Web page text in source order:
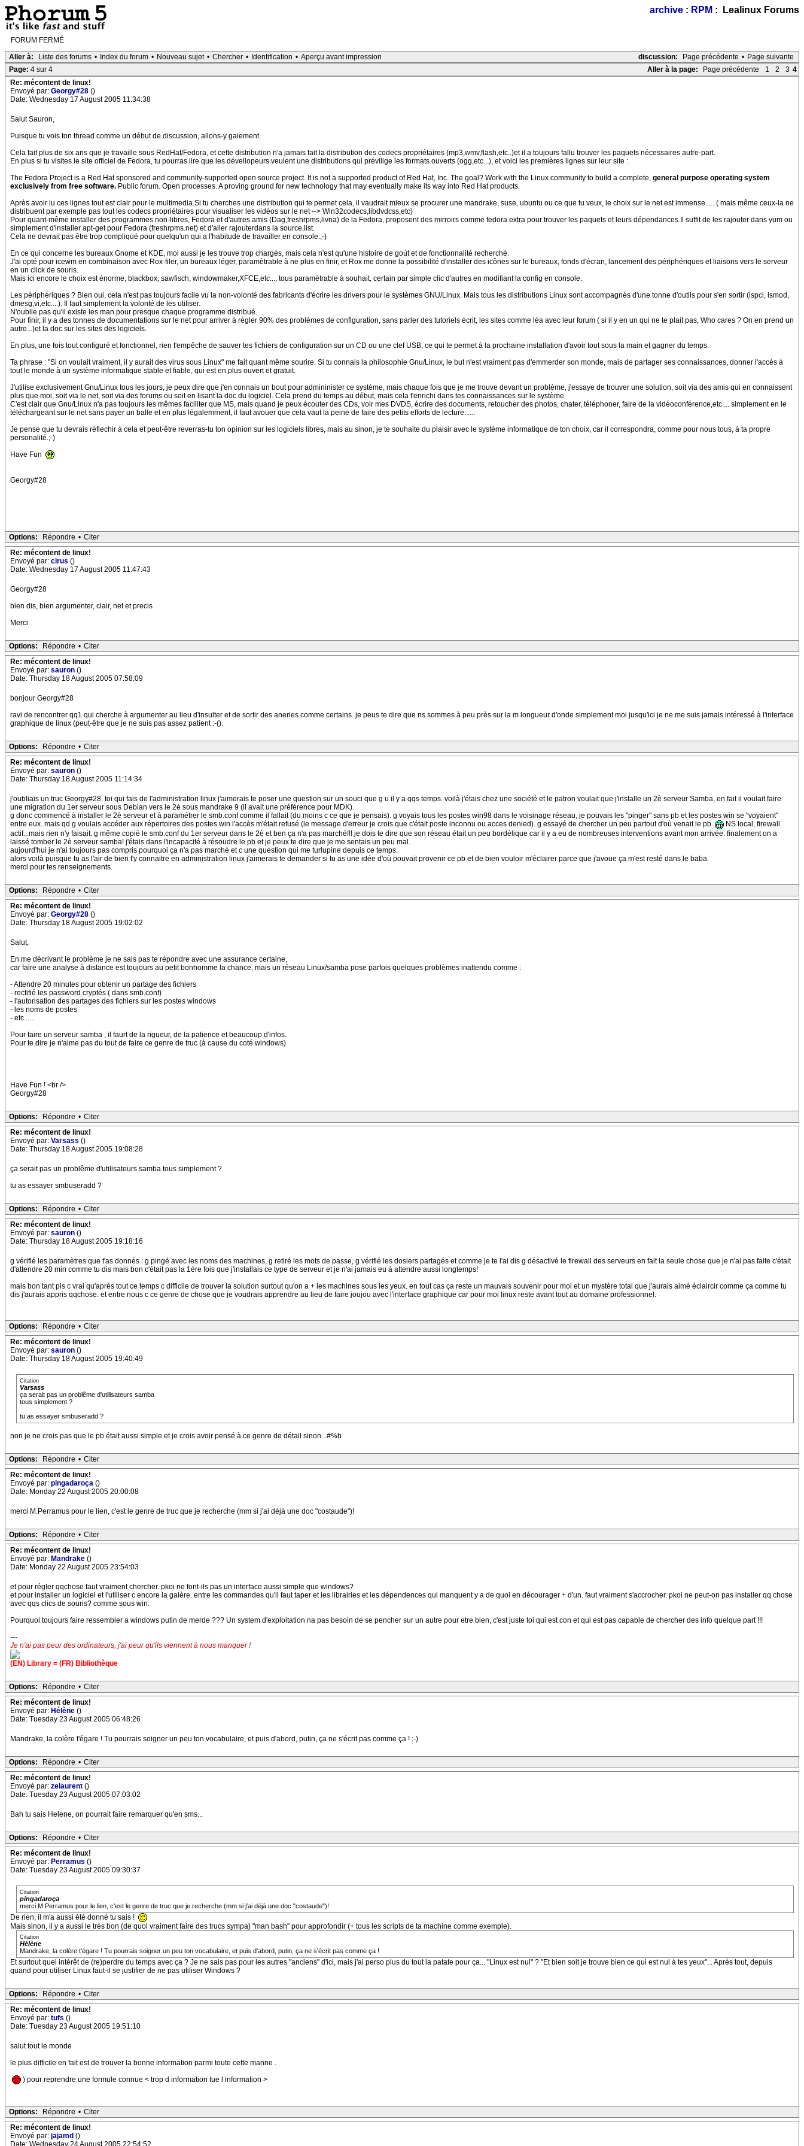
archive : RPM : Lealinux Forums
FORUM FERMÉ
discussion:
Page précédente • Page suivante
Aller à: Liste des forums • Index du forum • Nouveau sujet • Chercher • Identification • Aperçu avant impression
Aller à la page:
Page précédente 1 2 3 4
Page: 4 sur 4
Re: mécontent de linux!
Envoyé par: Georgy#28 ()
Date: Wednesday 17 August 2005 11:34:38
Salut Sauron,
Puisque tu vois ton thread comme un début de discussion, allons-y gaiement.
Cela fait plus de six ans que je travaille sous RedHat/Fedora, et cette distribution n'a jamais fait la distribution des codecs propriétaires (mp3,wmv,flash,etc..)et il a toujours fallu trouver les paquets nécessaires autre-part.
En plus si tu visites le site officiel de Fedora, tu pourras lire que les dévellopeurs veulent une distributions qui prévilige les formats ouverts (ogg,etc...), et voici les premières lignes sur leur site :
The Fedora Project is a Red Hat sponsored and community-supported open source project. It is not a supported product of Red Hat, Inc. The goal? Work with the Linux community to build a complete, general purpose operating system
exclusively from free software. Public forum. Open processes. A proving ground for new technology that may eventually make its way into Red Hat products.
Après avoir lu ces lignes tout est clair pour le multimedia.Si tu cherches une distribution qui te permet cela, il vaudrait mieux se procurer une mandrake, suse, ubuntu ou ce que tu veux, le choix sur le net est immense..... ( mais même ceux-la ne
distribuent par exemple pas tout les codecs propriétaires pour visualiser les vidéos sur le net --> Win32codecs,libdvdcss,etc)
Pour quant-même installer des programmes non-libres, Fedora et d'autres amis (Dag,freshrpms,livna) de la Fedora, proposent des mirroirs comme fedora extra pour trouver les paquets et leurs dépendances.Il suffit de les rajouter dans yum ou
simplement d'installer apt-get pour Fedora (freshrpms.net) et d'aller rajouterdans la source.list.
Cela ne devrait pas être trop compliqué pour quelqu'un qui a l'habitude de travailler en console.;-)
En ce qui concerne les bureaux Gnome et KDE, moi aussi je les trouve trop chargés, mais cela n'est qu'une histoire de goùt et de fonctionnalité recherché.
J'ai opté pour icewm en combinaison avec Rox-filer, un bureaux léger, paramètrable à ne plus en finir, et Rox me donne la possibilité d'installer des icônes sur le bureaux, fonds d'écran, lancement des périphériques et liaisons vers le serveur
en un click de souris.
Mais ici encore le choix est énorme, blackbox, sawfisch, windowmaker,XFCE,etc..., tous paramètrable à souhait, certain par simple clic d'autres en modifiant la config en console.
Les périphériques ? Bien oui, cela n'est pas toujours facile vu la non-volonté des fabricants d'écrire les drivers pour le systèmes GNU/Linux. Mais tous les distributions Linux sont accompagnés d'une tonne d'outils pour s'en sortir (lspci, lsmod,
dmesg,vi,etc....). Il faut simplement la volonté de les utiliser.
N'oublie pas qu'il existe les man pour presque chaque programme distribué.
Pour finir, il y a des tonnes de documentations sur le net pour arriver à régler 90% des problèmes de configuration, sans parler des tutoriels écrit, les sites comme léa avec leur forum ( si il y en un qui ne te plait pas, Who cares ? On en prend un
autre...)et la doc sur les sites des logiciels.
En plus, une fois tout configuré et fonctionnel, rien t'empêche de sauver tes fichiers de configuration sur un CD ou une clef USB, ce qui te permet à la prochaine installation d'avoir tout sous la main et gagner du temps.
Ta phrase : "Si on voulait vraiment, il y aurait des virus sous Linux" me fait quant même sourire. Si tu connais la philosophie Gnu/Linux, le but n'est vraiment pas d'emmerder son monde, mais de partager ses connaissances, donner l'accès à
tout le monde à un système informatique stable et fiable, qui est en plus ouvert et gratuit.
J'utilise exclusivement Gnu/Linux tous les jours, je peux dire que j'en connais un bout pour admininister ce système, mais chaque fois que je me trouve devant un problème, j'essaye de trouver une solution, soit via des amis qui en connaissent
plus que moi, soit via le net, soit via des forums ou soit en lisant la doc du logiciel. Cela prend du temps au début, mais cela t'enrichi dans tes connaissances sur le système.
C'est clair que Gnu/Linux n'a pas toujours les mêmes faciliter que MS, mais quand je peux écouter des CDs, voir mes DVDS, écrire des documents, retoucher des photos, chater, téléphoner, faire de la vidéoconférence,etc.... simplement en le
téléchargeant sur le net sans payer un balle et en plus légalemment, il faut avouer que cela vaut la peine de faire des petits efforts de lecture......
Je pense que tu devrais réflechir à cela et peut-être reverras-tu ton opinion sur les logiciels libres, mais au sinon, je te souhaite du plaisir avec le système informatique de ton choix, car il correspondra, comme pour nous tous, à ta propre
personalité.;-)
Have Fun
Georgy#28
Options: Répondre • Citer
Re: mécontent de linux!
Envoyé par: cirus ()
Date: Wednesday 17 August 2005 11:47:43
Georgy#28
bien dis, bien argumenter, clair, net et precis
Merci
Options: Répondre • Citer
Re: mécontent de linux!
Envoyé par: sauron ()
Date: Thursday 18 August 2005 07:58:09
bonjour Georgy#28
ravi de rencontrer qq1 qui cherche à argumenter au lieu d'insulter et de sortir des aneries comme certains. je peus te dire que ns sommes à peu près sur la m longueur d'onde simplement moi jusqu'ici je ne me suis jamais intéressé à l'interface
graphique de linux (peut-être que je ne suis pas assez patient :-().
Options: Répondre • Citer
Re: mécontent de linux!
Envoyé par: sauron ()
Date: Thursday 18 August 2005 11:14:34
j'oubliais un truc Georgy#28. toi qui fais de l'administration linux j'aimerais te poser une question sur un souci que g u il y a qqs temps. voilà j'étais chez une société et le patron voulait que j'installe un 2è serveur Samba, en fait il voulait faire
une migration du 1er serveur sous Debian vers le 2è sous mandrake 9 (il avait une préférence pour MDK).
g donc commencé à installer le 2è serveur et à paramétrer le smb.conf comme il fallait (du moins c ce que je pensais). g voyais tous les postes win98 dans le voisinage réseau, je pouvais les "pinger" sans pb et les postes win se "voyaient"
entre eux. mais qd g voulais accéder aux répertoires des postes win l'accès m'était refusé (le message d'erreur je crois que c'était poste inconnu ou acces denied). g essayé de chercher un peu partout d'où venait le pb
NS local, firewall
actif...mais rien n'y faisait. g même copié le smb.conf du 1er serveur dans le 2è et ben ça n'a pas marché!!! je dois te dire que son réseau était un peu bordélique car il y a eu de nombreuses interventions avant mon arrivée. finalement on a
laissé tomber le 2è serveur samba! j'étais dans l'incapacité à résoudre le pb et je peux te dire que je me sentais un peu mal.
aujourd'hui je n'ai toujours pas compris pourquoi ça n'a pas marché et c une question qui me turlupine depuis ce temps.
alors voilà puisque tu as l'air de bien t'y connaitre en administration linux j'aimerais te demander si tu as une idée d'où pouvait provenir ce pb et de bien vouloir m'éclairer parce que j'avoue ça m'est resté dans le baba.
merci pour tes renseignements.
Options: Répondre • Citer
Re: mécontent de linux!
Envoyé par: Georgy#28 ()
Date: Thursday 18 August 2005 19:02:02
Salut,
En me décrivant le problème je ne sais pas te répondre avec une assurance certaine,
car faire une analyse à distance est toujours au petit bonhomme la chance, mais un réseau Linux/samba pose parfois quelques problèmes inattendu comme :
- Attendre 20 minutes pour obtenir un partage des fichiers
- rectifié les password cryptés ( dans smb.conf)
- l'autorisation des partages des fichiers sur les postes windows
- les noms de postes
- etc......
Pour faire un serveur samba , il faurt de la rigueur, de la patience et beaucoup d'infos.
Pour te dire je n'aime pas du tout de faire ce genre de truc (à cause du coté windows)
Have Fun ! <br />
Georgy#28
Options: Répondre • Citer
Re: mécontent de linux!
Envoyé par: Varsass ()
Date: Thursday 18 August 2005 19:08:28
ça serait pas un problême d'utilisateurs samba tous simplement ?
tu as essayer smbuseradd ?
Options: Répondre • Citer
Re: mécontent de linux!
Envoyé par: sauron ()
Date: Thursday 18 August 2005 19:18:16
g vérifié les paramètres que t'as donnés : g pingé avec les noms des machines, g retiré les mots de passe, g vérifié les dosiers partagés et comme je te l'ai dis g désactivé le firewall des serveurs en fait la seule chose que je n'ai pas faite c'était
d'attendre 20 min comme tu dis mais bon c'était pas la 1ère fois que j'installais ce type de serveur et je n'ai jamais eu à attendre aussi longtemps!
mais bon tant pis c vrai qu'après tout ce temps c difficile de trouver la solution surtout qu'on a + les machines sous les yeux. en tout cas ça reste un mauvais souvenir pour moi et un mystère total que j'aurais aimé éclaircir comme ça comme tu
dis j'aurais appris qqchose. et entre nous c ce genre de chose que je voudrais apprendre au lieu de faire joujou avec l'interface graphique car pour moi linux reste avant tout au domaine professionnel.
Options: Répondre • Citer
Re: mécontent de linux!
Envoyé par: sauron ()
Date: Thursday 18 August 2005 19:40:49
Citation
Varsass
ça serait pas un problême d'utilisateurs samba
tous simplement ?
tu as essayer smbuseradd ?
non je ne crois pas que le pb était aussi simple et je crois avoir pensé à ce genre de détail sinon...#%b
Options: Répondre • Citer
Re: mécontent de linux!
Envoyé par: pingadaroça ()
Date: Monday 22 August 2005 20:00:08
merci M.Perramus pour le lien, c'est le genre de truc que je recherche (mm si j'ai déjà une doc "costaude")!
Options: Répondre • Citer
Re: mécontent de linux!
Envoyé par: Mandrake ()
Date: Monday 22 August 2005 23:54:03
et pour régler qqchose faut vraiment chercher. pkoi ne font-ils pas un interface aussi simple que windows?
et pour installer un logiciel et l'utiliser c encore la galère. entre les commandes qu'il faut taper et les librairies et les dépendences qui manquent y a de quoi en décourager + d'un. faut vraiment s'accrocher. pkoi ne peut-on pas installer qq chose
avec qqs clics de souris? comme sous win.
Pourquoi toujours faire ressembler a windows putin de merde ??? Un system d'exploitation na pas besoin de se pencher sur un autre pour etre bien, c'est juste toi qui est con et qui est pas capable de chercher des info quelque part !!!
---
Je n'ai pas peur des ordinateurs, j'ai peur qu'ils viennent à nous manquer !
(EN) Library = (FR) Bibliothèque
Options: Répondre • Citer
Re: mécontent de linux!
Envoyé par: Hélène ()
Date: Tuesday 23 August 2005 06:48:26
Mandrake, la colère t'égare ! Tu pourrais soigner un peu ton vocabulaire, et puis d'abord, putin, ça ne s'écrit pas comme ça ! :-)
Options: Répondre • Citer
Re: mécontent de linux!
Envoyé par: zelaurent ()
Date: Tuesday 23 August 2005 07:03:02
Bah tu sais Helene, on pourrait faire remarquer qu'en sms...
Options: Répondre • Citer
Re: mécontent de linux!
Envoyé par: Perramus ()
Date: Tuesday 23 August 2005 09:30:37
Citation
pingadaroça
merci M.Perramus pour le lien, c'est le genre de truc que je recherche (mm si j'ai déjà une doc "costaude")!
De rien, il m'a aussi été donné tu sais !
Mais sinon, il y a aussi le très bon (de quoi vraiment faire des trucs sympa) "man bash" pour approfondir (+ tous les scripts de ta machine comme exemple).
Citation
Hélène
Mandrake, la colère t'égare ! Tu pourrais soigner un peu ton vocabulaire, et puis d'abord, putin, ça ne s'écrit pas comme ça !
Et surtout quel intérêt de (re)perdre du temps avec ça ? Je ne sais pas pour les autres "anciens" d'ici, mais j'ai perso plus du tout la patate pour ça... "Linux est nul" ? "Et bien soit je trouve bien ce qui est nul à tes yeux"... Après tout, depuis
quand pour utiliser Linux faut-il se justifier de ne pas utiliser Windows ?
Options: Répondre • Citer
Re: mécontent de linux!
Envoyé par: tufs ()
Date: Tuesday 23 August 2005 19:51:10
salut tout le monde
le plus difficile en fait est de trouver la bonne information parmi toute cette manne .
) pour reprendre une formule connue < trop d information tue l information >
Options: Répondre • Citer
Re: mécontent de linux!
Envoyé par: jajamd ()